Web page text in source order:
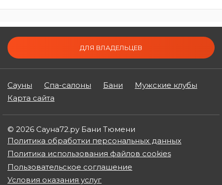
ДЛЯ ВЛАДЕЛЬЦЕВ
Сауны Спа-салоны Бани
Мужские клубы
Карта сайта
© 2026 Сауна72.ру Бани Тюмени
Политика обработки персональных данных
Политика использования файлов cookies
Пользовательское соглашение
Условия оказания услуг